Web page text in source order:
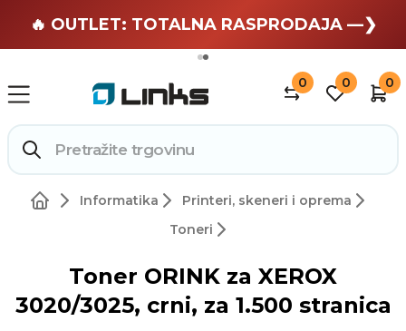
🏄 Zaslužuješ odmor —❯
🔥 OUTLET: TOTALNA RASPRODAJA —❯
0 0 0
Informatika
Printeri, skeneri i oprema
Toneri
Toner ORINK za XEROX
3020/3025, crni, za 1.500 stranica